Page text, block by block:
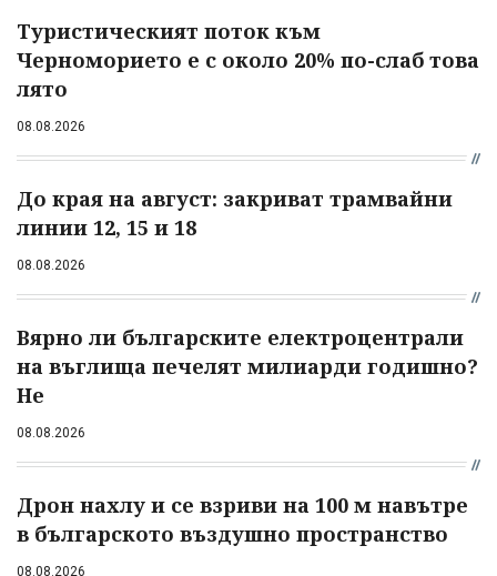
Туристическият поток към
Черноморието е с около 20% по-слаб това
лято
08.08.2026
До края на август: закриват трамвайни
линии 12, 15 и 18
08.08.2026
Вярно ли българските електроцентрали
на въглища печелят милиарди годишно?
Не
08.08.2026
Дрон нахлу и се взриви на 100 м навътре
в българското въздушно пространство
08.08.2026